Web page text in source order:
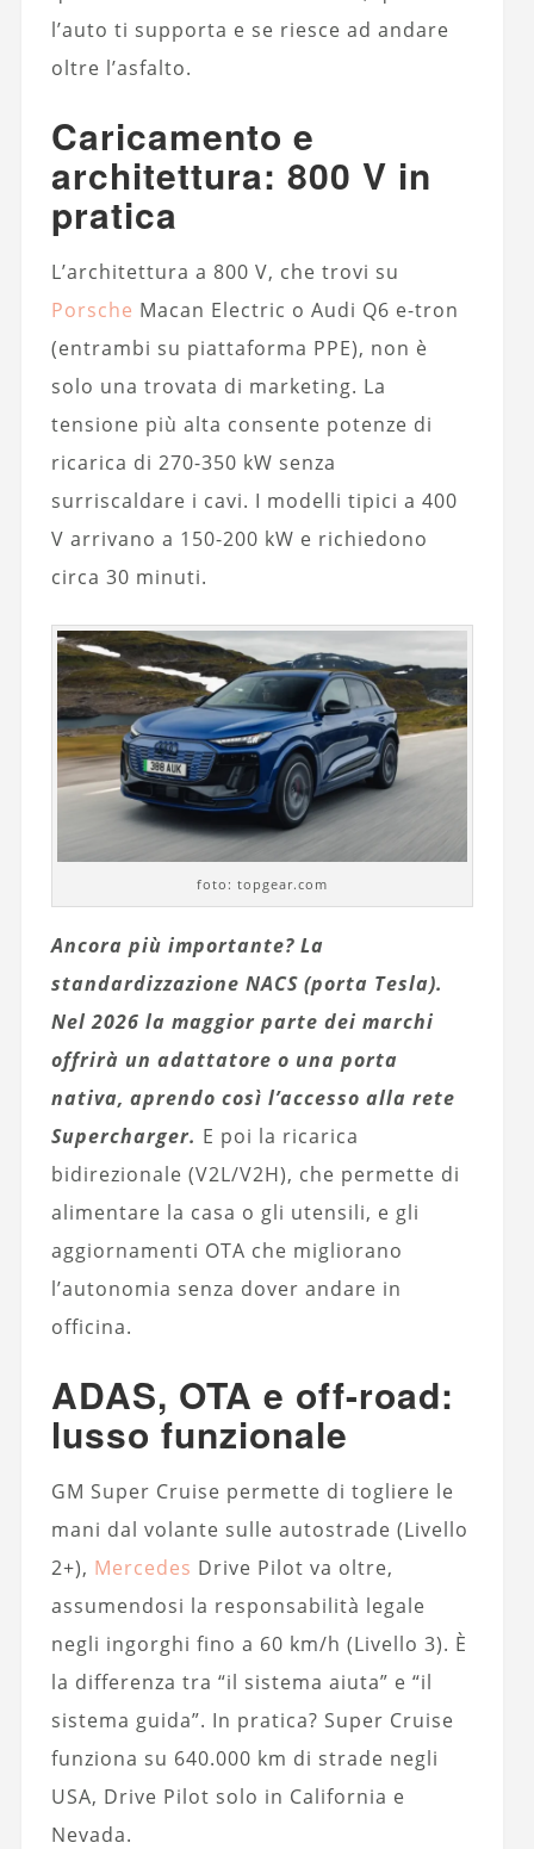
l’auto ti supporta e se riesce ad andare
oltre l’asfalto.
Caricamento e
architettura: 800 V in
pratica
L’architettura a 800 V, che trovi su
Porsche Macan Electric o Audi Q6 e-tron
(entrambi su piattaforma PPE), non è
solo una trovata di marketing. La
tensione più alta consente potenze di
ricarica di 270-350 kW senza
surriscaldare i cavi. I modelli tipici a 400
V arrivano a 150-200 kW e richiedono
circa 30 minuti.
foto: topgear.com
Ancora più importante? La
standardizzazione NACS (porta Tesla).
Nel 2026 la maggior parte dei marchi
offrirà un adattatore o una porta
nativa, aprendo così l’accesso alla rete
Supercharger. E poi la ricarica
bidirezionale (V2L/V2H), che permette di
alimentare la casa o gli utensili, e gli
aggiornamenti OTA che migliorano
l’autonomia senza dover andare in
officina.
ADAS, OTA e off-road:
lusso funzionale
GM Super Cruise permette di togliere le
mani dal volante sulle autostrade (Livello
2+), Mercedes Drive Pilot va oltre,
assumendosi la responsabilità legale
negli ingorghi fino a 60 km/h (Livello 3). È
la differenza tra “il sistema aiuta” e “il
sistema guida”. In pratica? Super Cruise
funziona su 640.000 km di strade negli
USA, Drive Pilot solo in California e
Nevada.